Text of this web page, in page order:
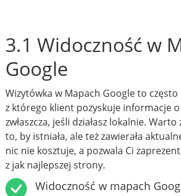
3.1 Widoczność w
Google
Wizytówka w Mapach Google to
z którego klient pozyskuje informacje
zwłaszcza, jeśli działasz lokalnie.
to, by istniała, ale też zawierała
nic nie kosztuje, a pozwala Ci
z jak najlepszej strony.
Widoczność w mapach